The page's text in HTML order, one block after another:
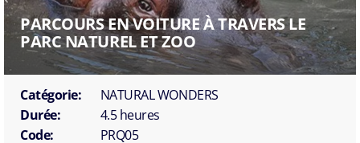
PARCOURS EN VOITURE À TRAVERS LE
PARC NATUREL ET ZOO
Catégorie:
NATURAL WONDERS
Durée:
4.5 heures
Code:
PRQ05